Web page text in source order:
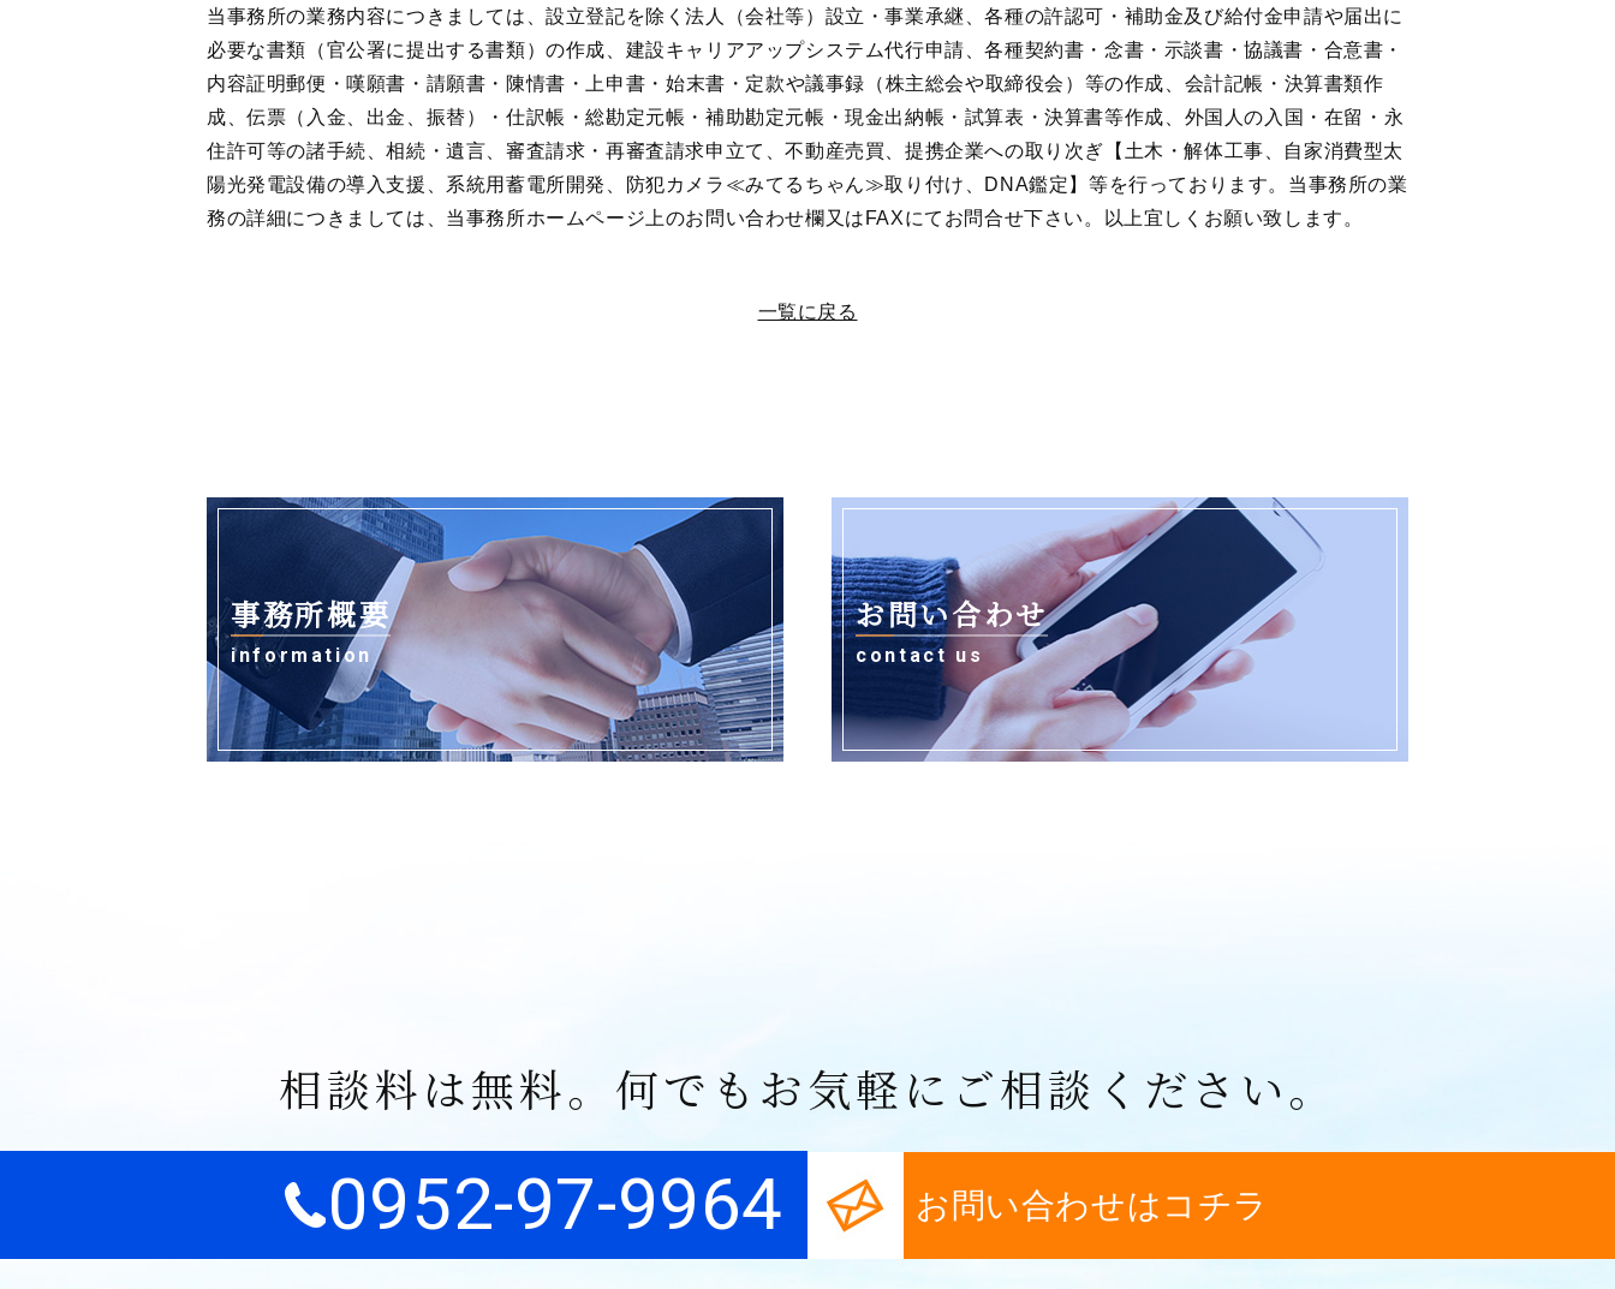
当事務所の業務内容につきましては、設立登記を除く法人（会社等） 設立・事業承継、各種の許認可・補助金及び給付金申請や届出に
必要な書類（官公署に提出する書類）の作成、建設キャリアアップシステム代行申請、各種契約書 ・念書 ・ 示談書 ・協議書 ・ 合意書 ・
内容証明郵便 ・ 嘆願書 ・ 請願書 ・ 陳情書 ・ 上申書 ・ 始末書 ・ 定款や議事録（株主総会や取締役会） 等の作成、会計記帳 ・ 決算書類作
成、伝票（入金、出金、振替）
・仕訳帳 ・総勘定元帳 ・補助勘定元帳 ・現金出納帳 ・ 試算表 ・決算書等作成、 外国人の入国・在留・永
住許可等の諸手続、相続・遺言、審査請求・再審査請求申立て、不動産売買、提携企業への取り次ぎ【土木・解体工事、自家消費型太
陽光発電設備の導入支援、系統用蓄電所開発、防犯カメラ≪みてるちゃん≫取り付け、DNA鑑定】等を行っております。当事務所の業
務の詳細につきましては、当事務所ホームページ上のお問い合わせ欄又はFAXにてお問合せ下さい。以上宜しくお願い致します。
一覧に戻る
事務所概要
information
お問い合わせ
contact us
相談料は無料。何でもお気軽にご相談ください。
0952-97-9964 お問い合わせはコチラ